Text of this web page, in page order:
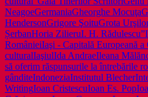
NeagoeGermaniaGheorghe Mocuţa
HendersonGrigore ŞoituGrota
ȘerbanHoria ZilieruI. H. Rădulescu”
RomânieiIaşi - Capitală Europeană
culturalIaşiulIda AndraeIleana
să oferim răspunsurile la întrebările
gânditeIndoneziaInstitutul Blecher
WritingIoan CristescuIoan Es. Pop